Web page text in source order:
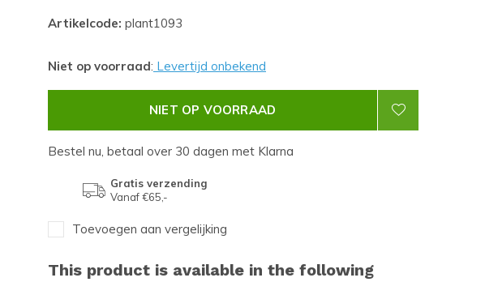
Artikelcode: plant1093
Niet op voorraad: Levertijd onbekend
NIET OP VOORRAAD
Bestel nu, betaal over 30 dagen met Klarna
Gratis verzending
Vanaf €65,-
Toevoegen aan vergelijking
This product is available in the following